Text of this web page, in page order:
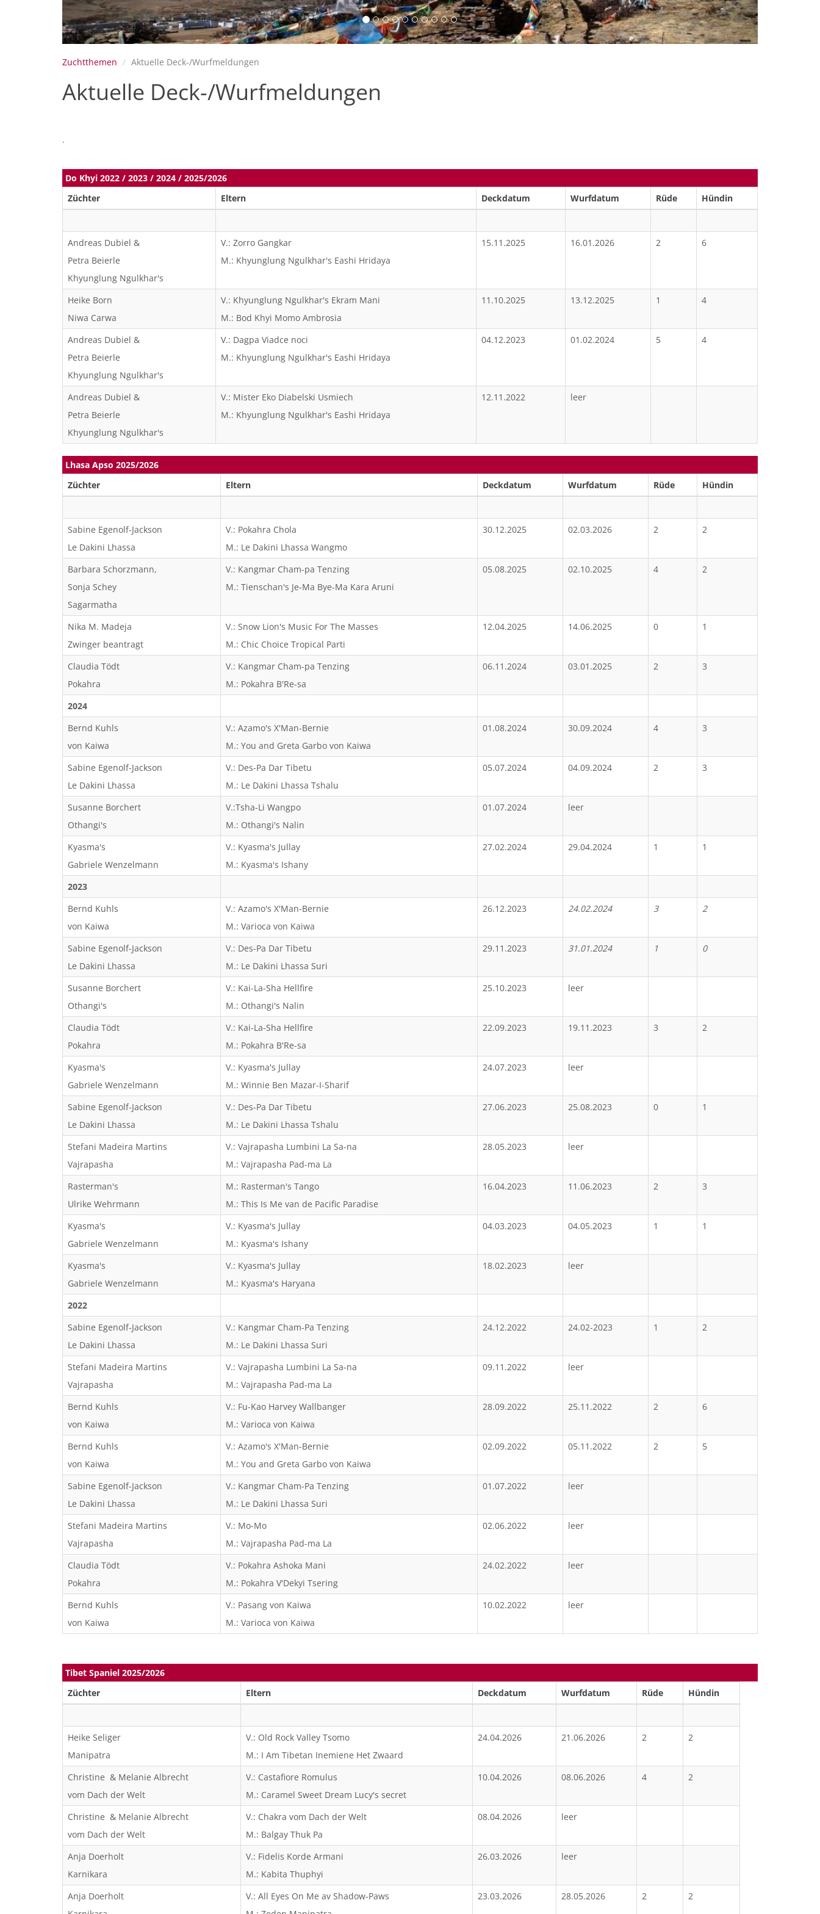
Zuchtthemen Aktuelle Deck-/Wurfmeldungen
Aktuelle Deck-/Wurfmeldungen
.
Do Khyi 2022 / 2023 / 2024 / 2025/2026
Züchter
Eltern Deckdatum Wurfdatum Rüde Hündin
Andreas Dubiel &
Petra Beierle
Khyunglung Ngulkhar's
V.: Zorro Gangkar
M.: Khyunglung Ngulkhar's Eashi Hridaya
15.11.2025 16.01.2026 2 6
Heike Born
Niwa Carwa
V.: Khyunglung Ngulkhar's Ekram Mani
M.: Bod Khyi Momo Ambrosia
11.10.2025 13.12.2025 1 4
Andreas Dubiel &
Petra Beierle
Khyunglung Ngulkhar's
V.: Dagpa Viadce noci
M.: Khyunglung Ngulkhar's Eashi Hridaya
04.12.2023 01.02.2024 5 4
Andreas Dubiel &
Petra Beierle
Khyunglung Ngulkhar's
V.: Mister Eko Diabelski Usmiech
M.: Khyunglung Ngulkhar's Eashi Hridaya
12.11.2022 leer
Lhasa Apso 2025/2026
Züchter
Eltern Deckdatum Wurfdatum Rüde Hündin
Sabine Egenolf-Jackson
Le Dakini Lhassa
V.: Pokahra Chola
M.: Le Dakini Lhassa Wangmo
30.12.2025 02.03.2026 2 2
Barbara Schorzmann,
Sonja Schey
Sagarmatha
V.: Kangmar Cham-pa Tenzing
M.: Tienschan's Je-Ma Bye-Ma Kara Aruni
05.08.2025 02.10.2025 4 2
Nika M. Madeja
Zwinger beantragt
V.: Snow Lion's Music For The Masses
M.: Chic Choice Tropical Parti
12.04.2025 14.06.2025 0 1
Claudia Tödt
Pokahra
V.: Kangmar Cham-pa Tenzing
M.: Pokahra B'Re-sa
06.11.2024 03.01.2025 2 3
2024
Bernd Kuhls
von Kaiwa
V.: Azamo's X'Man-Bernie
M.: You and Greta Garbo von Kaiwa
01.08.2024 30.09.2024 4 3
Sabine Egenolf-Jackson
Le Dakini Lhassa
V.: Des-Pa Dar Tibetu
M.: Le Dakini Lhassa Tshalu
05.07.2024 04.09.2024 2 3
Susanne Borchert
Othangi's
V.:Tsha-Li Wangpo
M.: Othangi's Nalin
01.07.2024 leer
Kyasma's
Gabriele Wenzelmann
V.: Kyasma's Jullay
M.: Kyasma's Ishany
27.02.2024 29.04.2024 1 1
2023
Bernd Kuhls
von Kaiwa
V.: Azamo's X'Man-Bernie
M.: Varioca von Kaiwa
26.12.2023 24.02.2024 3 2
Sabine Egenolf-Jackson
Le Dakini Lhassa
V.: Des-Pa Dar Tibetu
M.: Le Dakini Lhassa Suri
29.11.2023 31.01.2024 1 0
Susanne Borchert
Othangi's
V.: Kai-La-Sha Hellfire
M.: Othangi's Nalin
25.10.2023 leer
Claudia Tödt
Pokahra
V.: Kai-La-Sha Hellfire
M.: Pokahra B'Re-sa
22.09.2023 19.11.2023 3 2
Kyasma's
Gabriele Wenzelmann
V.: Kyasma's Jullay
M.: Winnie Ben Mazar-I-Sharif
24.07.2023 leer
Sabine Egenolf-Jackson
Le Dakini Lhassa
V.: Des-Pa Dar Tibetu
M.: Le Dakini Lhassa Tshalu
27.06.2023 25.08.2023 0 1
Stefani Madeira Martins
Vajrapasha
V.: Vajrapasha Lumbini La Sa-na
M.: Vajrapasha Pad-ma La
28.05.2023 leer
Rasterman's
Ulrike Wehrmann
M.: Rasterman's Tango
M.: This Is Me van de Pacific Paradise
16.04.2023 11.06.2023 2 3
Kyasma's
Gabriele Wenzelmann
V.: Kyasma's Jullay
M.: Kyasma's Ishany
04.03.2023 04.05.2023 1 1
Kyasma's
Gabriele Wenzelmann
V.: Kyasma's Jullay
M.: Kyasma's Haryana
18.02.2023 leer
2022
Sabine Egenolf-Jackson
Le Dakini Lhassa
V.: Kangmar Cham-Pa Tenzing
M.: Le Dakini Lhassa Suri
24.12.2022 24.02-2023 1 2
Stefani Madeira Martins
Vajrapasha
V.: Vajrapasha Lumbini La Sa-na
M.: Vajrapasha Pad-ma La
09.11.2022 leer
Bernd Kuhls
von Kaiwa
V.: Fu-Kao Harvey Wallbanger
M.: Varioca von Kaiwa
28.09.2022 25.11.2022 2 6
Bernd Kuhls
von Kaiwa
V.: Azamo's X'Man-Bernie
M.: You and Greta Garbo von Kaiwa
02.09.2022 05.11.2022 2 5
Sabine Egenolf-Jackson
Le Dakini Lhassa
V.: Kangmar Cham-Pa Tenzing
M.: Le Dakini Lhassa Suri
01.07.2022 leer
Stefani Madeira Martins
Vajrapasha
V.: Mo-Mo
M.: Vajrapasha Pad-ma La
02.06.2022 leer
Claudia Tödt
Pokahra
V.: Pokahra Ashoka Mani
M.: Pokahra V'Dekyi Tsering
24.02.2022 leer
Bernd Kuhls
von Kaiwa
V.: Pasang von Kaiwa
M.: Varioca von Kaiwa
10.02.2022 leer
Tibet Spaniel 2025/2026
Züchter
Eltern Deckdatum Wurfdatum Rüde Hündin
Heike Seliger
Manipatra
V.: Old Rock Valley Tsomo
M.: I Am Tibetan Inemiene Het Zwaard
24.04.2026 21.06.2026 2 2
Christine & Melanie Albrecht
vom Dach der Welt
V.: Castafiore Romulus
M.: Caramel Sweet Dream Lucy's secret
10.04.2026 08.06.2026 4 2
Christine & Melanie Albrecht
vom Dach der Welt
V.: Chakra vom Dach der Welt
M.: Balgay Thuk Pa
08.04.2026 leer
Anja Doerholt
Karnikara
V.: Fidelis Korde Armani
M.: Kabita Thuphyi
26.03.2026 leer
Anja Doerholt
V.: All Eyes On Me av Shadow-Paws
23.03.2026 28.05.2026 2 2